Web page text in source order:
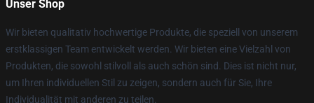
Unser Shop
Wir bieten qualitativ hochwertige Produkte, die speziell von unserem
erstklassigen Team entwickelt werden. Wir bieten eine Vielzahl von
Produkten, die sowohl stilvoll als auch schön sind. Dies ist nicht nur,
um Ihren individuellen Stil zu zeigen, sondern auch für Sie, Ihre
Individualität mit anderen zu teilen.